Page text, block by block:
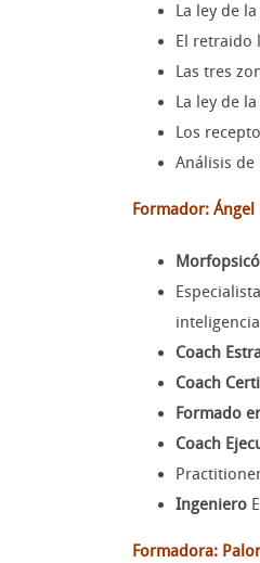
La ley de
El retraido
Las tres
La ley de
Los
Análisis
Formador:
Coach
Coach
Formado
Coach
Ingeniero
Formadora: